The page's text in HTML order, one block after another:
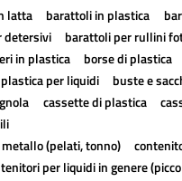
latta barattoli in plastica
detersivi
barattoli per rullini
in plastica borse di plastica
per liquidi
buste e
cassette di plastica
(pelati, tonno)
per liquidi in genere